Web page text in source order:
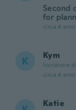
Second
for
circa 4
K Kym
Iscrizione
circa 4
Katie